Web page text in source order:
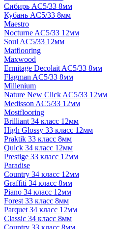
Сибирь AC5/33 8мм
Кубань AC5/33 8мм
Maestro
Nocturne AC5/33 12мм
Soul AC5/33 12мм
Matflooring
Maxwood
Ermitage Decolait AC5/33 8мм
Flagman AC5/33 8мм
Millenium
Nature New Click AC5/33 12мм
Medisson AC5/33 12мм
Mostflooring
Brilliant 34 класс 12мм
High Glossy 33 класс 12мм
Praktik 33 класс 8мм
Quick 34 класс 12мм
Prestige 33 класс 12мм
Paradise
Country 34 класс 12мм
Graffiti 34 класс 8мм
Piano 34 класс 12мм
Forest 33 класс 8мм
Parquet 34 класс 12мм
Classic 34 класс 8мм
Country 33 класс 8мм